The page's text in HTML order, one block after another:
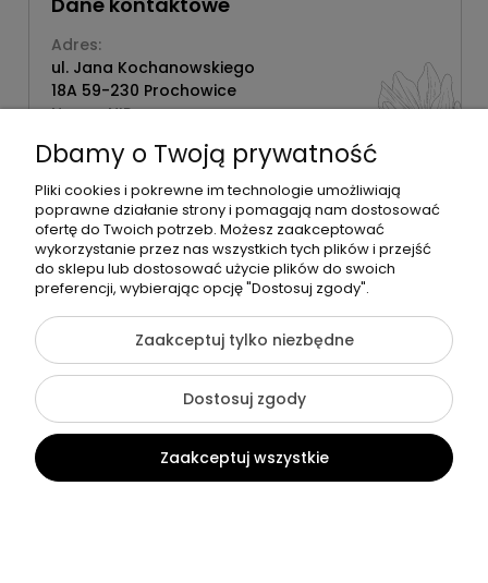
Adres:
ul. Jana Kochanowskiego
18A 59-230 Prochowice
Numer NIP:
Telefon:
518358020
©2026 Wszelkie Prawa Zastrzeżone | Zrób Sobie Krem
Szablon Flex byEcommercy
Pokaż pełną wersję strony
Sklep internetowy Shoper Premium
Dbamy o Twoją prywatność
Pliki cookies i pokrewne im technologie umożliwiają
poprawne działanie strony i pomagają nam dostosować
ofertę do Twoich potrzeb. Możesz zaakceptować
wykorzystanie przez nas wszystkich tych plików i przejść
do sklepu lub dostosować użycie plików do swoich
preferencji, wybierając opcję "Dostosuj zgody".
Zaakceptuj tylko niezbędne
Dostosuj zgody
Zaakceptuj wszystkie